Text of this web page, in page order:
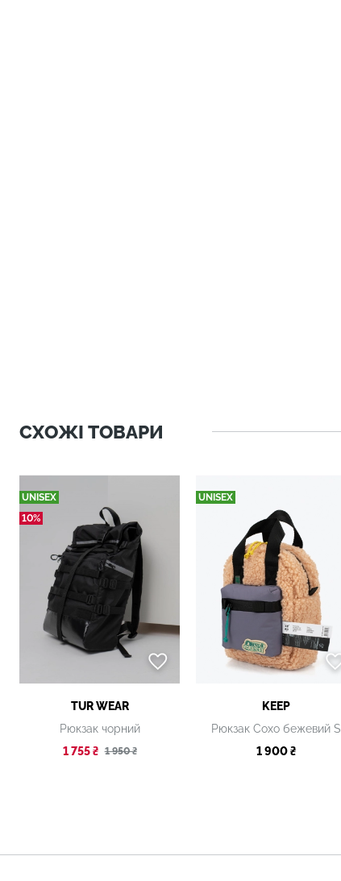
СХОЖІ ТОВАРИ
UNISEX
10%
TUR WEAR
Рюкзак чорний
1 755 ₴ 1 950 ₴
UNISEX
KEEP
Рюкзак Сохо бежевий S
1 900 ₴